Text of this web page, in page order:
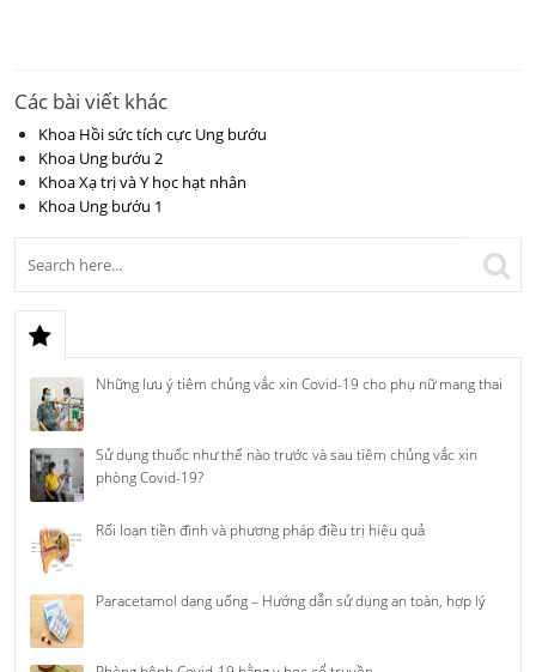
Các bài viết khác
Khoa Hồi sức tích cực Ung bướu
Khoa Ung bướu 2
Khoa Xạ trị và Y học hạt nhân
Khoa Ung bướu 1
Những lưu ý tiêm chủng vắc xin Covid-19 cho phụ nữ mang thai
Sử dụng thuốc như thế nào trước và sau tiêm chủng vắc xin
phòng Covid-19?
Rối loạn tiền đình và phương pháp điều trị hiệu quả
Paracetamol dạng uống – Hướng dẫn sử dụng an toàn, hợp lý